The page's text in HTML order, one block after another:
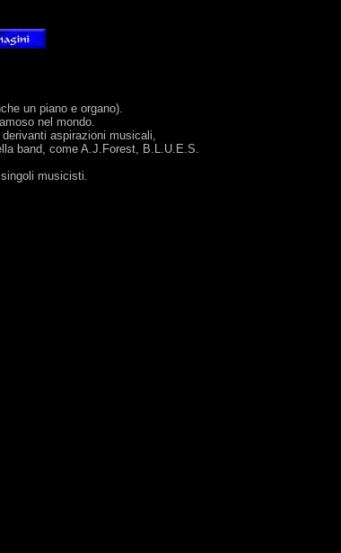
un piano e organo).
nel mondo.
aspirazioni musicali,
band, come A.J.Forest, B.L.U.E.S.
musicisti.